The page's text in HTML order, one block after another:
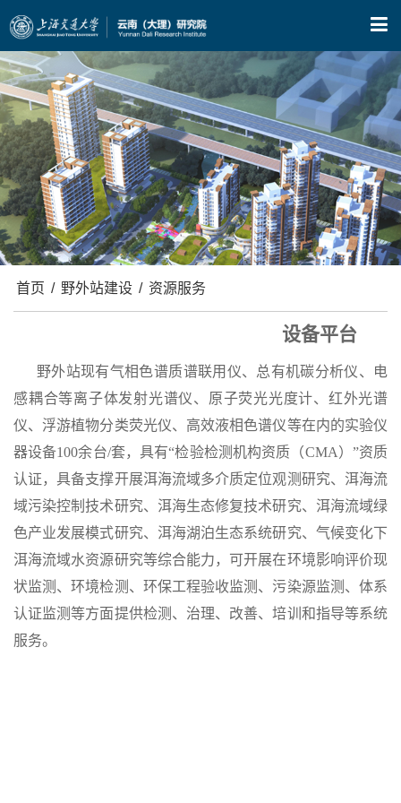
X
首页 / 野外站建设 / 资源服务
设备平台
野外站现有气相色谱质谱联用仪、总有机碳分析仪、电
感耦合等离子体发射光谱仪、原子荧光光度计、红外光谱
仪、浮游植物分类荧光仪、高效液相色谱仪等在内的实验仪
器设备100余台/套，具有“检验检测机构资质（CMA）”资质
认证，具备支撑开展洱海流域多介质定位观测研究、洱海流
域污染控制技术研究、洱海生态修复技术研究、洱海流域绿
色产业发展模式研究、洱海湖泊生态系统研究、气候变化下
洱海流域水资源研究等综合能力，可开展在环境影响评价现
状监测、环境检测、环保工程验收监测、污染源监测、体系
认证监测等方面提供检测、治理、改善、培训和指导等系统
服务。